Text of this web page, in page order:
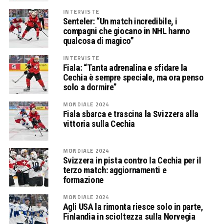
INTERVISTE
Senteler: “Un match incredibile, i
compagni che giocano in NHL hanno
qualcosa di magico”
INTERVISTE
Fiala: “Tanta adrenalina e sfidare la
Cechia è sempre speciale, ma ora penso
solo a dormire”
MONDIALE 2024
Fiala sbarca e trascina la Svizzera alla
vittoria sulla Cechia
MONDIALE 2024
Svizzera in pista contro la Cechia per il
terzo match: aggiornamenti e
formazione
MONDIALE 2024
Agli USA la rimonta riesce solo in parte,
Finlandia in scioltezza sulla Norvegia